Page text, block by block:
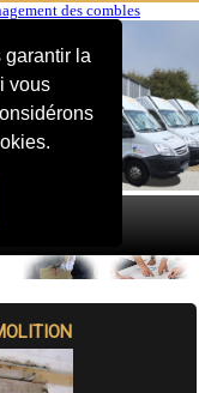
garantir la
vous
des combles